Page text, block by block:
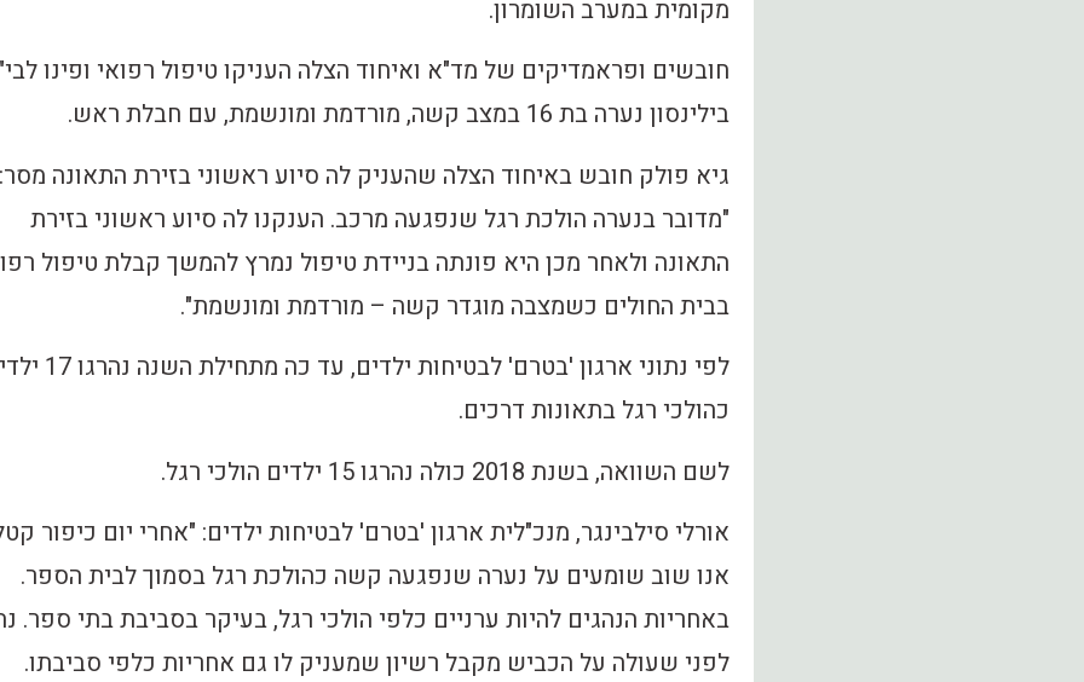
מקומית במערב השומרון.
חובשים ופראמדיקים של מד"א ואיחוד הצלה העניקו טיפול רפואי ופינו
בילינסון נערה בת 16 במצב קשה, מורדמת ומונשמת, עם חבלת ראש.
גיא פולק חובש באיחוד הצלה שהעניק לה סיוע ראשוני בזירת התאונה מסר:
"מדובר בנערה הולכת רגל שנפגעה מרכב. הענקנו לה סיוע ראשוני בזירת
התאונה ולאחר מכן היא פונתה בניידת טיפול נמרץ להמשך קבלת טיפול
בבית החולים כשמצבה מוגדר קשה – מורדמת ומונשמת".
לפי נתוני ארגון 'בטרם' לבטיחות ילדים, עד
כהולכי רגל בתאונות דרכים.
לשם השוואה, בשנת 2018 כולה נהרגו 15 ילדים הולכי רגל.
אורלי סילבינגר, מנכ"לית ארגון 'בטרם' לבטיחות ילדים: "אחרי יום כיפור
אנו שוב שומעים על נערה שנפגעה קשה כהולכת רגל בסמוך לבית הספר.
באחריות הנהגים להיות ערניים כלפי הולכי רגל, בעיקר בסביבת בתי ספר.
לפני שעולה על הכביש מקבל רשיון שמעניק לו גם אחריות כלפי סביבתו.